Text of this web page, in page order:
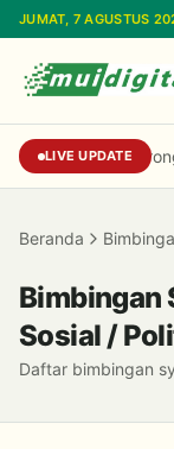
Lewati ke konten
JUMAT, 7 AGUSTUS
LIVE UPDATE
LPEU MUI
Beranda
Bimbingan
Sosial /
Daftar bimbingan